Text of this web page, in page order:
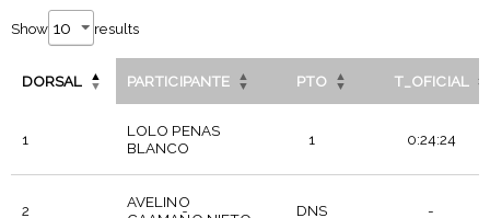
Show results
DORSAL PARTICIPANTE PTO T_OFICIAL
1
LOLO PENAS
BLANCO
1 0:24:24
2
AVELINO
DNS -